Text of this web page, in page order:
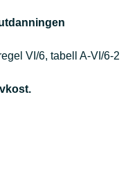
VI/6, tabell A-VI/6-2